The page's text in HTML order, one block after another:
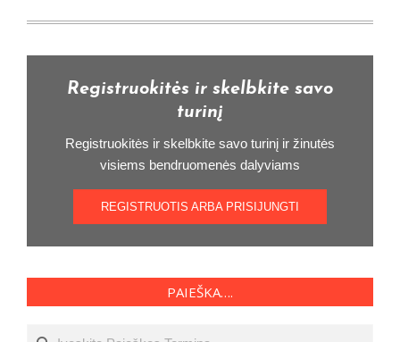
Registruokitės ir skelbkite savo
turinį
Registruokitės ir skelbkite savo turinį ir žinutės
visiems bendruomenės dalyviams
REGISTRUOTIS ARBA PRISIJUNGTI
PAIEŠKA….
Ieškoti